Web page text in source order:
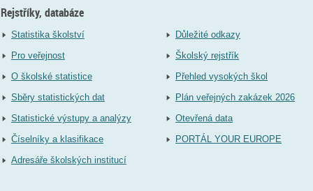
Rejstříky, databáze
Statistika školství
Pro veřejnost
O školské statistice
Sběry statistických dat
Statistické výstupy a analýzy
Číselníky a klasifikace
Adresáře školských institucí
Důležité odkazy
Školský rejstřík
Přehled vysokých škol
Plán veřejných zakázek 2026
Otevřená data
PORTÁL YOUR EUROPE